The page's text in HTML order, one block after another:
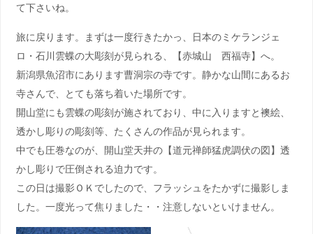
て下さいね。
旅に戻ります。まずは一度行きたかっ、日本のミケランジェ
ロ・石川雲蝶の大彫刻が見られる、【赤城山 西福寺】へ。
新潟県魚沼市にあります曹洞宗の寺です。静かな山間にあるお
寺さんで、とても落ち着いた場所です。
開山堂にも雲蝶の彫刻が施されており、中に入りますと襖絵、
透かし彫りの彫刻等、たくさんの作品が見られます。
中でも圧巻なのが、開山堂天井の【道元禅師猛虎調伏の図】透
かし彫りで圧倒される迫力です。
この日は撮影ＯＫでしたので、フラッシュをたかずに撮影しま
した。一度光って焦りました・・注意しないといけません。